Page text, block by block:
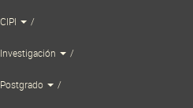
to
CIPI
Investigación
Postgrado